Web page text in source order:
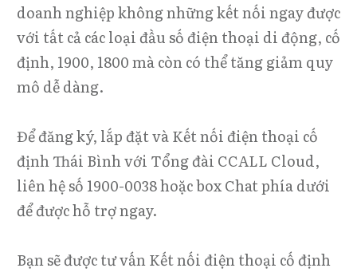
doanh nghiệp không những kết nối ngay được
với tất cả các loại đầu số điện thoại di động, cố
định, 1900, 1800 mà còn có thể tăng giảm quy
mô dễ dàng.
Để đăng ký, lắp đặt và Kết nối điện thoại cố
định Thái Bình với Tổng đài CCALL Cloud,
liên hệ số 1900-0038 hoặc box Chat phía dưới
để được hỗ trợ ngay.
Bạn sẽ được tư vấn Kết nối điện thoại cố định